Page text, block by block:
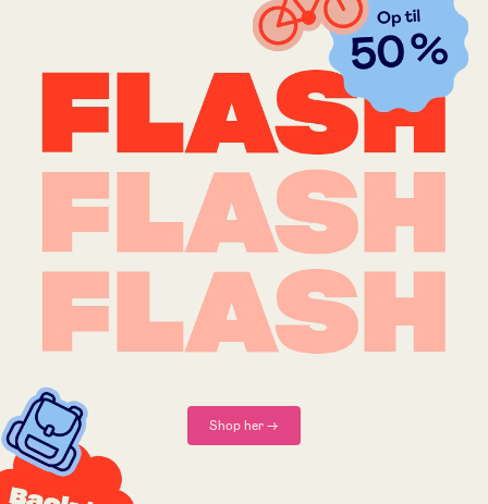
Klar til
skolestart!
Oplev her